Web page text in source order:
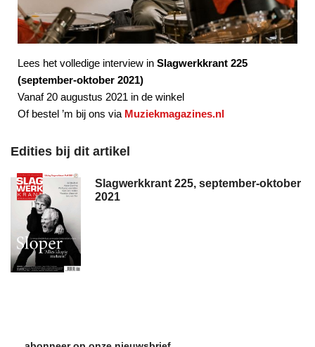
Lees het volledige interview in Slagwerkkrant 225
(september-oktober 2021)
Vanaf 20 augustus 2021 in de winkel
Of bestel ’m bij ons via Muziekmagazines.nl
Edities bij dit artikel
Slagwerkkrant 225, september-oktober
2021